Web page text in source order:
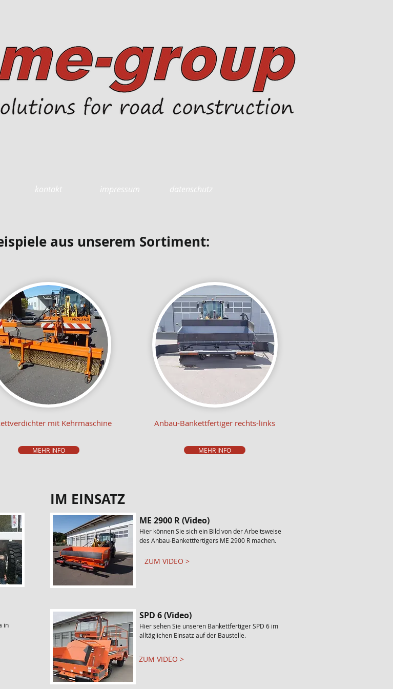
kontakt impressum datenschutz
aus unserem Sortiment:
mit Kehrmaschine
MEHR INFO
Anbau-Bankettfertiger rechts-links
MEHR INFO
in
IM EINSATZ
ME 2900 R (Video)
Hier können Sie sich ein Bild von der Arbeitsweise
des Anbau-Bankettfertigers ME 2900 R machen.
ZUM VIDEO >
SPD 6 (Video)
Hier sehen Sie unseren Bankettfertiger SPD 6 im
alltäglichen Einsatz auf der Baustelle.​
ZUM VIDEO >